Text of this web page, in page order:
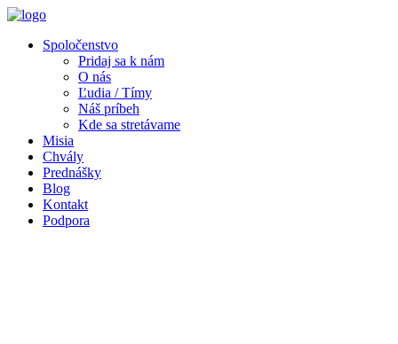
Spoločenstvo
Pridaj sa k nám
O nás
Ľudia / Tímy
Náš príbeh
Kde sa stretávame
Misia
Chvály
Prednášky
Blog
Kontakt
Podpora